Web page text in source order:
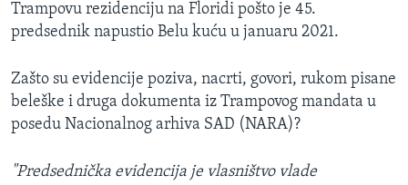
Trampovu rezidenciju na Floridi pošto je 45.
predsednik napustio Belu kuću u januaru 2021.
Zašto su evidencije poziva, nacrti, govori, rukom pisane
beleške i druga dokumenta iz Trampovog mandata u
posedu Nacionalnog arhiva SAD (NARA)?
"Predsednička evidencija je vlasništvo vlade